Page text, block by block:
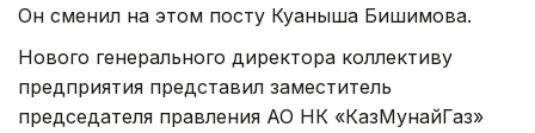
Он сменил на этом посту Куаныша Бишимова.
Нового генерального директора коллективу
предприятия представил заместитель
председателя правления АО НК «КазМунайГаз»